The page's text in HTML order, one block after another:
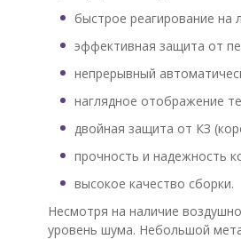
быстрое реагирование
эффективная защита от
непрерывный
наглядное отображение
двойная защита от КЗ
прочность и надежность
высокое качество сборки.
Несмотря на наличие
уровень шума. Небольшой